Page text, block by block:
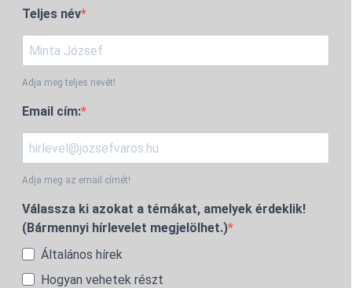
Teljes név
Adja meg teljes nevét!
Email cím:
Adja meg az email címét!
Válassza ki azokat a témákat, amelyek érdeklik!
(Bármennyi hírlevelet megjelölhet.)
Általános hírek
Hogyan vehetek részt